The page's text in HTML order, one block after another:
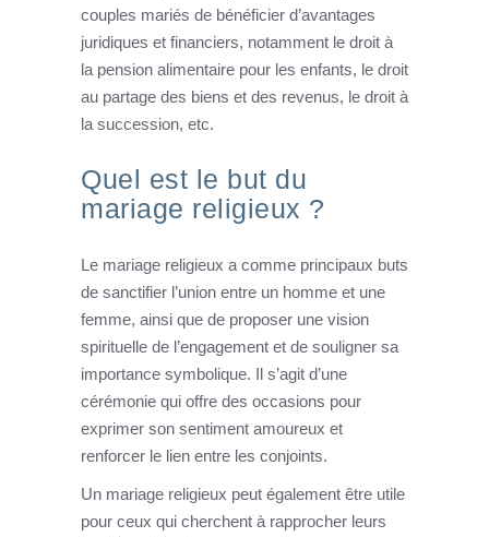
couples mariés de bénéficier d’avantages
juridiques et financiers, notamment le droit à
la pension alimentaire pour les enfants, le droit
au partage des biens et des revenus, le droit à
la succession, etc.
Quel est le but du
mariage religieux ?
Le mariage religieux a comme principaux buts
de sanctifier l’union entre un homme et une
femme, ainsi que de proposer une vision
spirituelle de l’engagement et de souligner sa
importance symbolique. Il s’agit d’une
cérémonie qui offre des occasions pour
exprimer son sentiment amoureux et
renforcer le lien entre les conjoints.
Un mariage religieux peut également être utile
pour ceux qui cherchent à rapprocher leurs